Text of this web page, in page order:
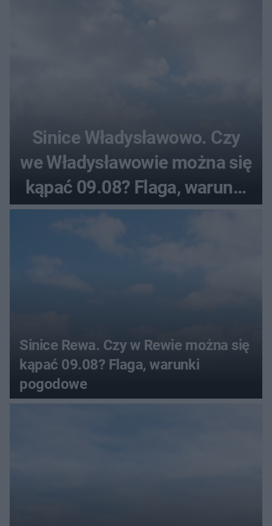
Sinice Władysławowo. Czy
we Władysławowie można się
kąpać 09.08? Flaga, warunki
pogodowe
Sinice Rewa. Czy w Rewie można się
kąpać 09.08? Flaga, warunki
pogodowe